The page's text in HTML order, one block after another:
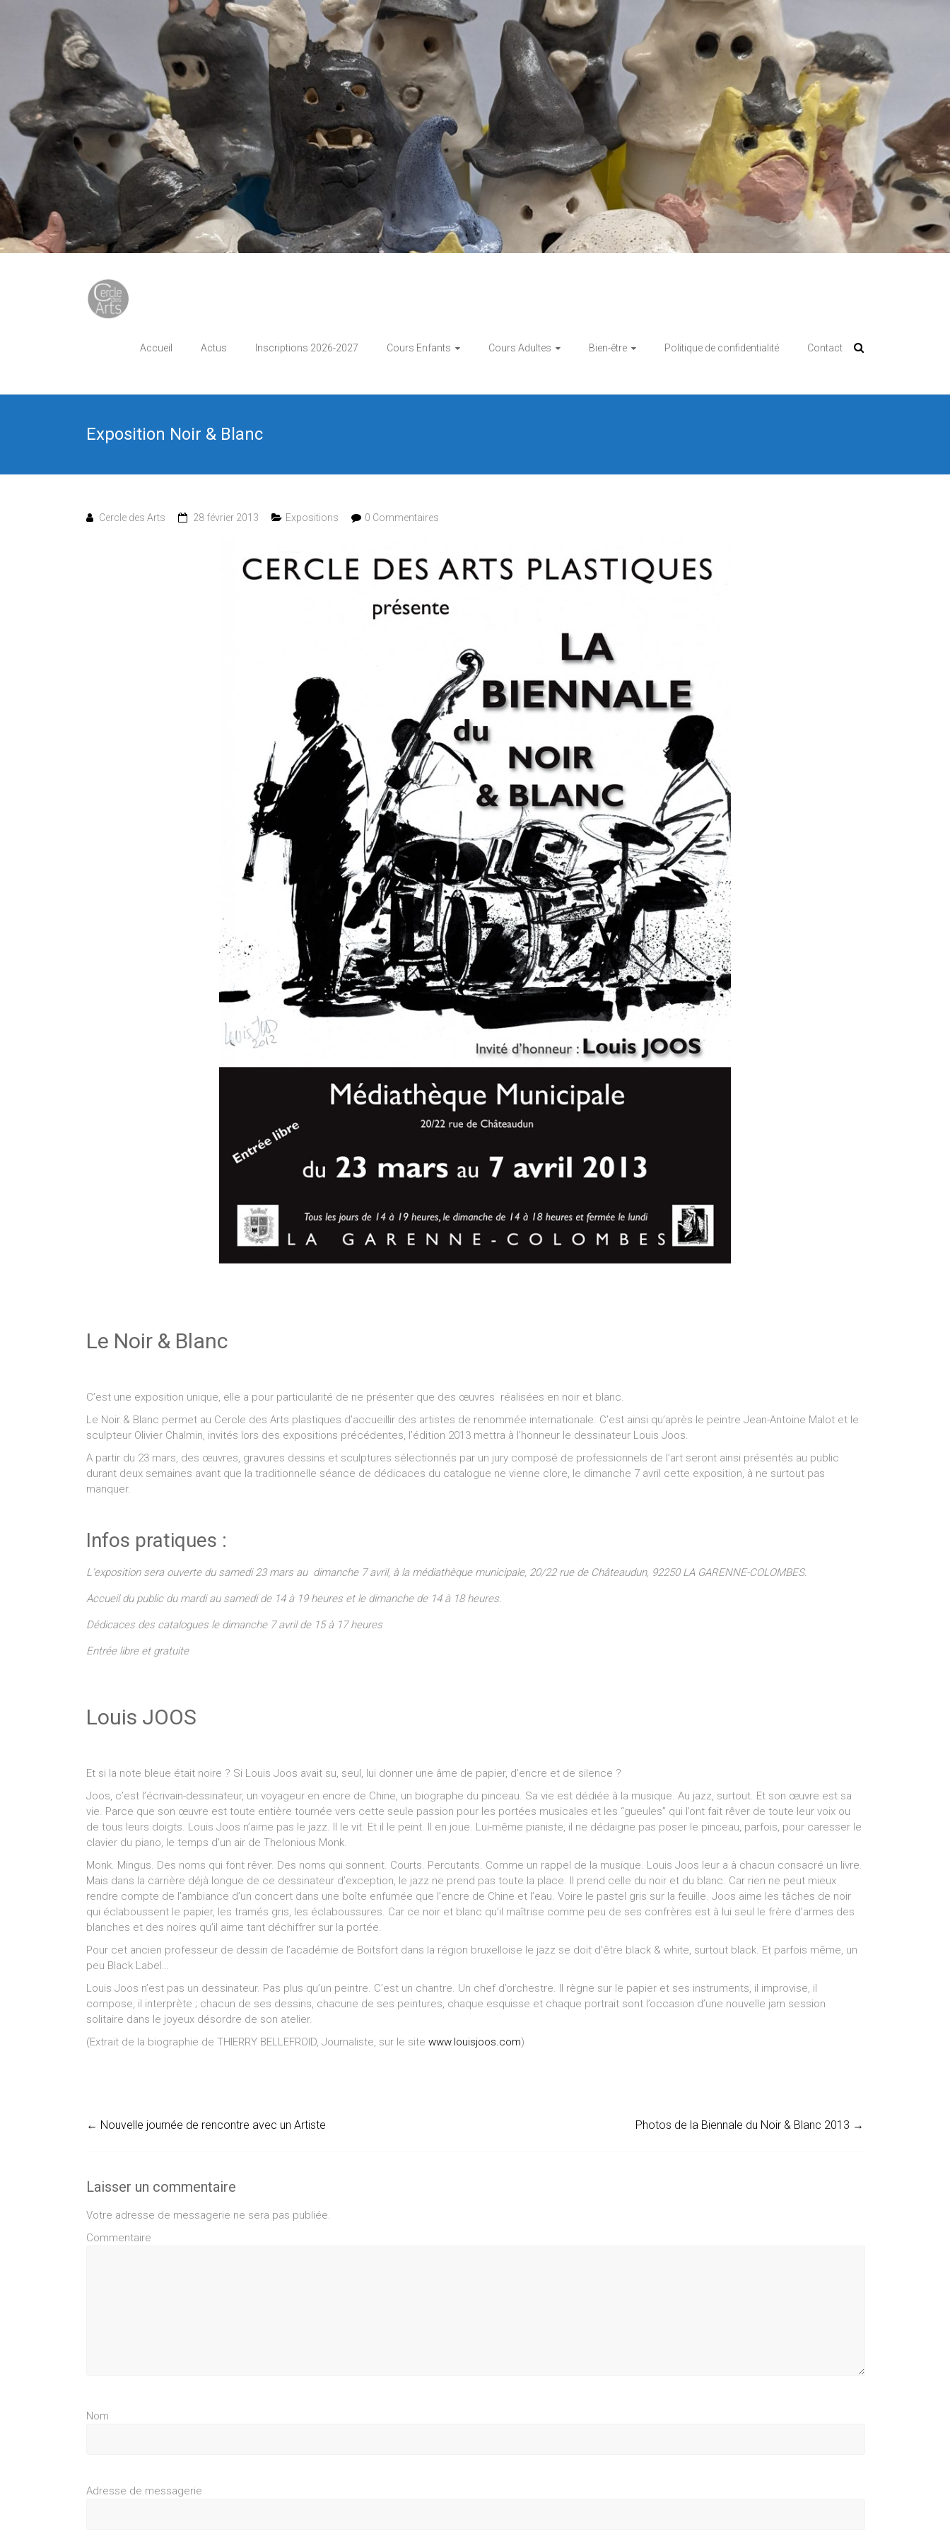
Accueil Actus Inscriptions 2026-2027 Cours Enfants Cours Adultes Bien-être Politique de confidentialité Contact
Exposition Noir & Blanc
Cercle des Arts 28 février 2013 Expositions 0 Commentaires
Le Noir & Blanc
C’est une exposition unique, elle a pour particularité de ne présenter que des œuvres réalisées en noir et blanc.
Le Noir & Blanc permet au Cercle des Arts plastiques d’accueillir des artistes de renommée internationale. C’est ainsi qu’après le peintre Jean-Antoine Malot et le
sculpteur Olivier Chalmin, invités lors des expositions précédentes, l’édition 2013 mettra à l’honneur le dessinateur Louis Joos.
A partir du 23 mars, des œuvres, gravures dessins et sculptures sélectionnés par un jury composé de professionnels de l’art seront ainsi présentés au public
durant deux semaines avant que la traditionnelle séance de dédicaces du catalogue ne vienne clore, le dimanche 7 avril cette exposition, à ne surtout pas
manquer.
Infos pratiques :
L’exposition sera ouverte du samedi 23 mars au dimanche 7 avril, à la médiathèque municipale, 20/22 rue de Châteaudun, 92250 LA GARENNE-COLOMBES.
Accueil du public du mardi au samedi de 14 à 19 heures et le dimanche de 14 à 18 heures.
Dédicaces des catalogues le dimanche 7 avril de 15 à 17 heures
Entrée libre et gratuite
Louis JOOS
Et si la note bleue était noire ? Si Louis Joos avait su, seul, lui donner une âme de papier, d’encre et de silence ?
Joos, c’est l’écrivain-dessinateur, un voyageur en encre de Chine, un biographe du pinceau. Sa vie est dédiée à la musique. Au jazz, surtout. Et son œuvre est sa
vie. Parce que son œuvre est toute entière tournée vers cette seule passion pour les portées musicales et les “gueules” qui l’ont fait rêver de toute leur voix ou
de tous leurs doigts. Louis Joos n’aime pas le jazz. Il le vit. Et il le peint. Il en joue. Lui-même pianiste, il ne dédaigne pas poser le pinceau, parfois, pour caresser le
clavier du piano, le temps d’un air de Thelonious Monk.
Monk. Mingus. Des noms qui font rêver. Des noms qui sonnent. Courts. Percutants. Comme un rappel de la musique. Louis Joos leur a à chacun consacré un livre.
Mais dans la carrière déjà longue de ce dessinateur d’exception, le jazz ne prend pas toute la place. Il prend celle du noir et du blanc. Car rien ne peut mieux
rendre compte de l’ambiance d’un concert dans une boîte enfumée que l’encre de Chine et l’eau. Voire le pastel gris sur la feuille. Joos aime les tâches de noir
qui éclaboussent le papier, les tramés gris, les éclaboussures. Car ce noir et blanc qu’il maîtrise comme peu de ses confrères est à lui seul le frère d’armes des
blanches et des noires qu’il aime tant déchiffrer sur la portée.
Pour cet ancien professeur de dessin de l’académie de Boitsfort dans la région bruxelloise le jazz se doit d’être black & white, surtout black. Et parfois même, un
peu Black Label…
Louis Joos n’est pas un dessinateur. Pas plus qu’un peintre. C’est un chantre. Un chef d’orchestre. Il règne sur le papier et ses instruments, il improvise, il
compose, il interprète ; chacun de ses dessins, chacune de ses peintures, chaque esquisse et chaque portrait sont l’occasion d’une nouvelle jam session
solitaire dans le joyeux désordre de son atelier.
(Extrait de la biographie de THIERRY BELLEFROID, Journaliste, sur le site www.louisjoos.com)
← Nouvelle journée de rencontre avec un Artiste Photos de la Biennale du Noir & Blanc 2013 →
Laisser un commentaire
Votre adresse de messagerie ne sera pas publiée.
Commentaire
Nom
Adresse de messagerie